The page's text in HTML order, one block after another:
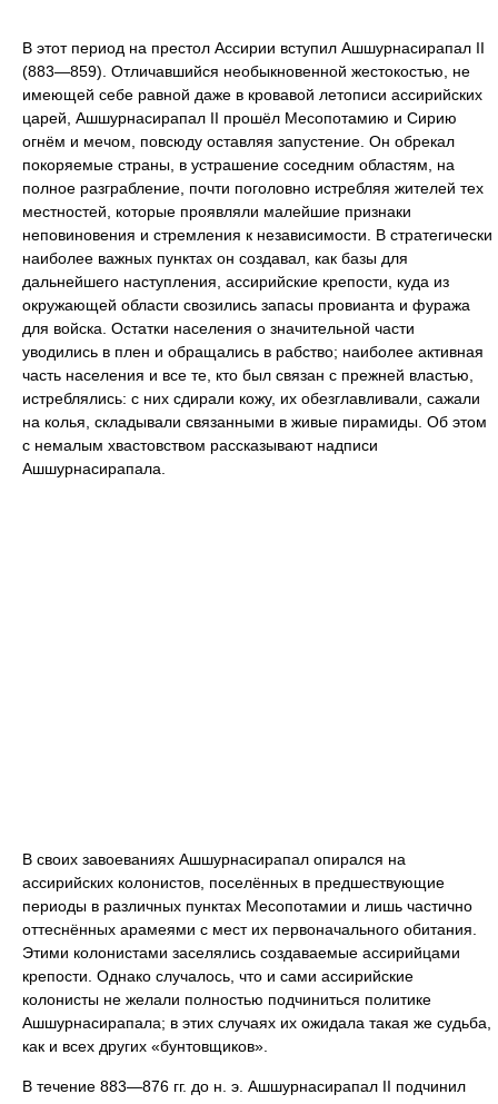
В этот период на престол Ассирии вступил Ашшурнасирапал II
(883—859). Отличавшийся необыкновенной жестокостью, не
имеющей себе равной даже в кровавой летописи ассирийских
царей, Ашшурнасирапал II прошёл Месопотамию и Сирию
огнём и мечом, повсюду оставляя запустение. Он обрекал
покоряемые страны, в устрашение соседним областям, на
полное разграбление, почти поголовно истребляя жителей тех
местностей, которые проявляли малейшие признаки
неповиновения и стремления к независимости. В стратегически
наиболее важных пунктах он создавал, как базы для
дальнейшего наступления, ассирийские крепости, куда из
окружающей области свозились запасы провианта и фуража
для войска. Остатки населения о значительной части
уводились в плен и обращались в рабство; наиболее активная
часть населения и все те, кто был связан с прежней властью,
истреблялись: с них сдирали кожу, их обезглавливали, сажали
на колья, складывали связанными в живые пирамиды. Об этом
с немалым хвастовством рассказывают надписи
Ашшурнасирапала.
В своих завоеваниях Ашшурнасирапал опирался на
ассирийских колонистов, поселённых в предшествующие
периоды в различных пунктах Месопотамии и лишь частично
оттеснённых арамеями с мест их первоначального обитания.
Этими колонистами заселялись создаваемые ассирийцами
крепости. Однако случалось, что и сами ассирийские
колонисты не желали полностью подчиниться политике
Ашшурнасирапала; в этих случаях их ожидала такая же судьба,
как и всех других «бунтовщиков».
В течение 883—876 гг. до н. э. Ашшурнасирапал II подчинил